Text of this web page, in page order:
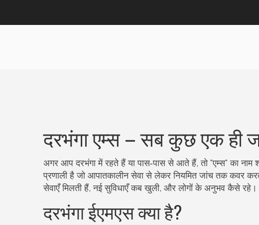
दरभंगा एम्स – सब कुछ एक ही
अगर आप दरभंगा में रहते हैं या पास‑पास से आते हैं, तो "एम्स" का नाम
प्रणाली है जो आपातकालीन सेवा से लेकर नियमित जांच तक कवर
सेवाएँ मिलती हैं, नई सुविधाएँ कब खुली, और लोगों के अनुभव कैसे रहे।
दरभंगा ईएमएस क्या है?